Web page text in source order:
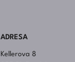
ADRESA
Kellerova 8